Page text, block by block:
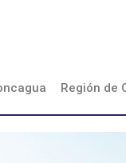
Región de